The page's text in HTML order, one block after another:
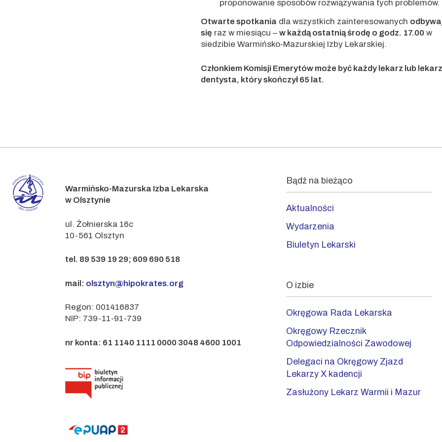
proponowanie sposobów rozwiązywania tych problemów.
Otwarte spotkania dla wszystkich zainteresowanych
się raz w miesiącu – w każdą ostatnią środę o godz. 17.00w
siedzibie Warmińsko-Mazurskiej Izby Lekarskiej.
Członkiem Komisji Emerytów może być każdy lekarz lub lekarz
dentysta, który skończył 65 lat.
Warmińsko-Mazurska Izba Lekarska
w Olsztynie
ul. Żołnierska 16c
10-561 Olsztyn
tel. 89 539 19 29; 609 690 518
mail: olsztyn@hipokrates.org
Regon: 001416837
NIP: 739-11-91-739
nr konta: 61 1140 1111 0000 3048 4600 1001
Bądź na bieżąco
Aktualności
Wydarzenia
Biuletyn Lekarski
O izbie
Okręgowa Rada Lekarska
Okręgowy Rzecznik
Odpowiedzialności Zawodowej
Delegaci na Okręgowy Zjazd
Lekarzy X kadencji
Zasłużony Lekarz Warmii i Mazur